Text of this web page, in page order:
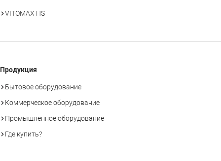
VITOMAX HS
Продукция
Бытовое оборудование
Коммерческое оборудование
Промышленное оборудование
Где купить?